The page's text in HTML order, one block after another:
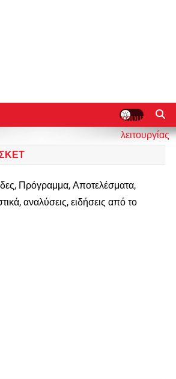
κουμπί
λειτουργίας
Πρόγραμμα, Αποτελέσματα,
αναλύσεις, ειδήσεις από το